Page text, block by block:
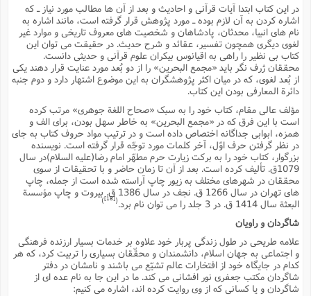
در این کتاب ابتدا آیات قرآنى و احادیث و بعد از آن ها مطالب مورد نیاز ـ که
اشاره کردن به آن لازم بوده ـ مورد پژوهش قرار گرفته است، مانند اشاره به
نام هاى انبیا، محدثان، پادشاهان و شخصیت هاى معروف تاریخى و موارد غیر
لغوى دیگرى همچون تفسیر، عقائد و شرح حدیث. در حقیقت مى توان این
کتاب بى نظیر را راهى به اقیانوس بیکران علوم قرآنى و حدیثى دانست.
محققان ژرف نگر باید «مجمع البحرین» را از دو بُعد مورد عنایت قرار دهند یکى
از بُعد لغوى، که در میان اکثر پژوهشگران به این موضوع اشتهار دارد و دوم جنبه
دائرة المعارفى بودن این کتاب.
مؤلف عالى مقام، کتاب خود را به سبک «صحاح اللغة جوهرى» مرتب کرده
است با این فرق که در «مجمع البحرین» به خاطر سهل بودن، براى الف و
همزه، ابوابى جداگانه اختصاص داده است و در ترتیب مواد حروف کتاب به جاى
در نظر گرفتن حرف اوّل، آخر کلمات مورد توجّه قرار گرفته است. نویسنده
بزرگوار، کتاب خود را به برکت زیارت حرم مطهّر امام رضا(علیه السلام)در سال
1079ق. تألیف کرده است. بعد از آن تا زمان حاضر و با تحقیقات از سوى
محققان در شهرهاى مختلف به زیور چاپ آراسته شده است از جمله، چاپ
هاى تهران در سال 1266 ق. نجف در سال 1386 ق. بیروت و چاپ مؤسسة
البعثة سال 1414 ق. در 3 جلد را مى توان نام برد.
[18]
)
شاگردان و راویان
علامه طریحى در طول زندگى پربار خود علاوه بر خدمات بسیار ارزنده فرهنگى
و اجتماعى به جهان اسلام، دانشمندان و محقّقان بسیارى را تربیت کرد، که هر
کدام در جایگاه خود از افتخارات عالم تشیّع مى باشند و نامشان در دفتر
شاگردان مکتب جعفرى نور افشانى مى کند. ما در این جا به نام عده اى از
شاگردان و یا کسانى که از وى روایت کرده اند، اشاره مى کنیم: